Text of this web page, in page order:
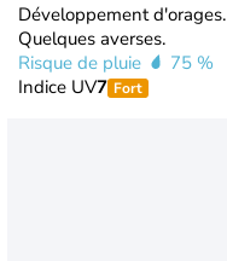
Développement d'orages.
Quelques averses.
Risque de pluie
75 %
Indice UV7 Fort